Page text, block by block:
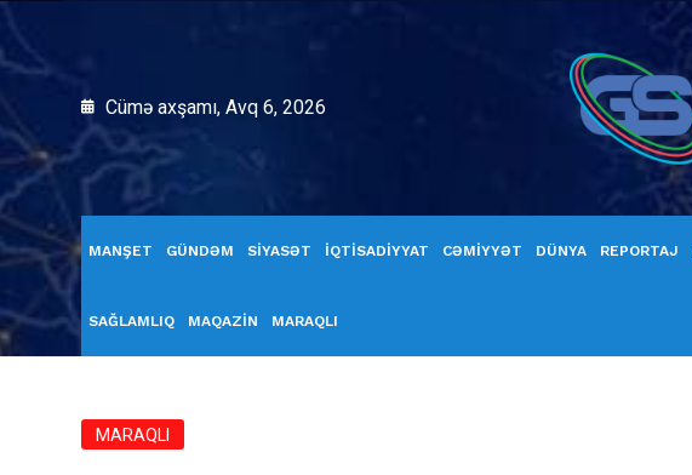
Cümə axşamı, Avq 6, 2026
MANŞET GÜNDƏM SİYASƏT İQTİSADİYYAT CƏMİYYƏT DÜNYA REPORTAJ
SAĞLAMLIQ MAQAZİN MARAQLI
MARAQLI